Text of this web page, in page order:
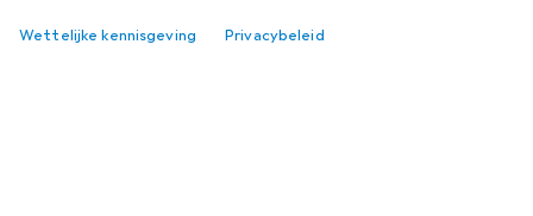
Wettelijke kennisgeving Privacybeleid